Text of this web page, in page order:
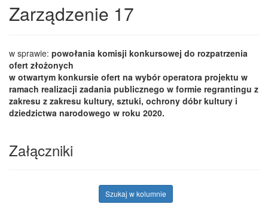
Zarządzenie 17
w sprawie: powołania komisji konkursowej do rozpatrzenia
ofert złożonych
w otwartym konkursie ofert na wybór operatora projektu w
ramach realizacji zadania publicznego w formie regrantingu z
zakresu z zakresu kultury, sztuki, ochrony dóbr kultury i
dziedzictwa narodowego w roku 2020.
Załączniki
Szukaj w kolumnie